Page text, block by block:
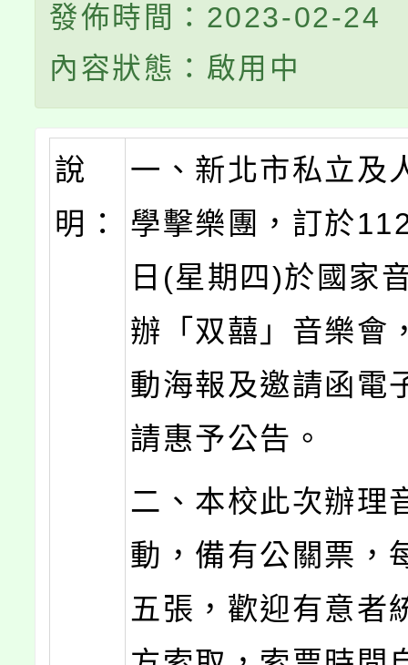
發佈時間：2023-02-24
內容狀態：啟用中
說
明：
一、新北市私立及
學擊樂團，訂於
日(星期四)於國家
辦「双囍」音樂會
動海報及邀請函電
請惠予公告。
二、本校此次辦理
動，備有公關票，
五張，歡迎有意者